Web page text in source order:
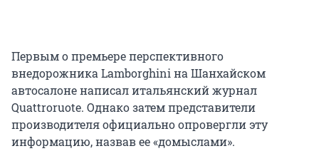
Первым о премьере перспективного
внедорожника Lamborghini на Шанхайском
автосалоне написал итальянский журнал
Quattroruote. Однако затем представители
производителя официально опровергли эту
информацию, назвав ее «домыслами».